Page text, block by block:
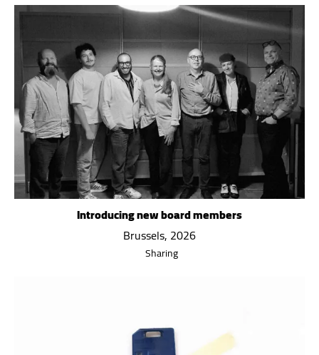
Introducing new board members
Brussels, 2026
Sharing